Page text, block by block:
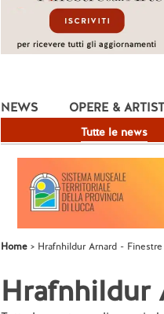
NEWS
Tutte le news
OPERE &
Home Hrafnhildur Arnard -
Hrafnhildur